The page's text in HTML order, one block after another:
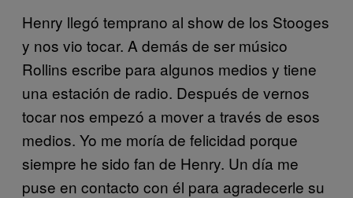
Henry llegó temprano al show de los Stooges
y nos vio tocar. A demás de ser músico
Rollins escribe para algunos medios y tiene
una estación de radio. Después de vernos
tocar nos empezó a mover a través de esos
medios. Yo me moría de felicidad porque
siempre he sido fan de Henry. Un día me
puse en contacto con él para agradecerle su